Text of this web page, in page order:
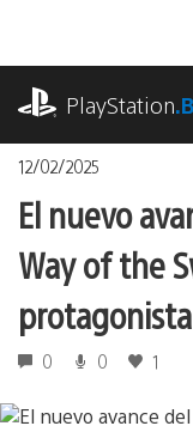
contenido
PlayStation
12/02/2025
El nuevo
Way of the
protagonista
0 0 1